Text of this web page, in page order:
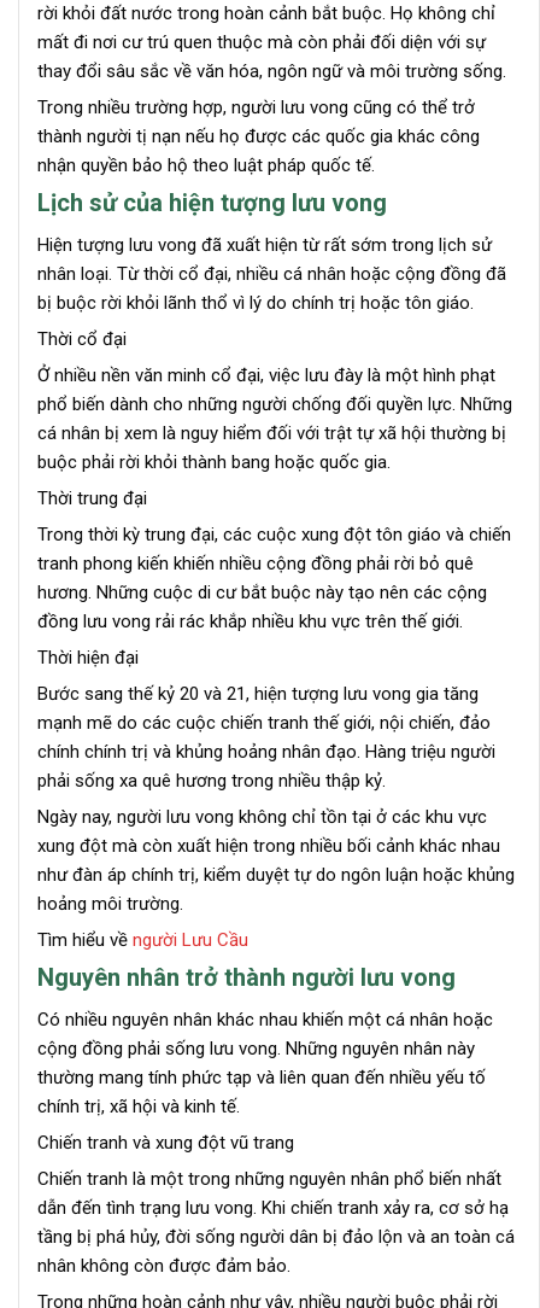
rời khỏi đất nước trong hoàn cảnh bắt buộc. Họ không chỉ
mất đi nơi cư trú quen thuộc mà còn phải đối diện với sự
thay đổi sâu sắc về văn hóa, ngôn ngữ và môi trường sống.
Trong nhiều trường hợp, người lưu vong cũng có thể trở
thành người tị nạn nếu họ được các quốc gia khác công
nhận quyền bảo hộ theo luật pháp quốc tế.
Lịch sử của hiện tượng lưu vong
Hiện tượng lưu vong đã xuất hiện từ rất sớm trong lịch sử
nhân loại. Từ thời cổ đại, nhiều cá nhân hoặc cộng đồng đã
bị buộc rời khỏi lãnh thổ vì lý do chính trị hoặc tôn giáo.
Thời cổ đại
Ở nhiều nền văn minh cổ đại, việc lưu đày là một hình phạt
phổ biến dành cho những người chống đối quyền lực. Những
cá nhân bị xem là nguy hiểm đối với trật tự xã hội thường bị
buộc phải rời khỏi thành bang hoặc quốc gia.
Thời trung đại
Trong thời kỳ trung đại, các cuộc xung đột tôn giáo và chiến
tranh phong kiến khiến nhiều cộng đồng phải rời bỏ quê
hương. Những cuộc di cư bắt buộc này tạo nên các cộng
đồng lưu vong rải rác khắp nhiều khu vực trên thế giới.
Thời hiện đại
Bước sang thế kỷ 20 và 21, hiện tượng lưu vong gia tăng
mạnh mẽ do các cuộc chiến tranh thế giới, nội chiến, đảo
chính chính trị và khủng hoảng nhân đạo. Hàng triệu người
phải sống xa quê hương trong nhiều thập kỷ.
Ngày nay, người lưu vong không chỉ tồn tại ở các khu vực
xung đột mà còn xuất hiện trong nhiều bối cảnh khác nhau
như đàn áp chính trị, kiểm duyệt tự do ngôn luận hoặc khủng
hoảng môi trường.
Tìm hiểu về người Lưu Cầu
Nguyên nhân trở thành người lưu vong
Có nhiều nguyên nhân khác nhau khiến một cá nhân hoặc
cộng đồng phải sống lưu vong. Những nguyên nhân này
thường mang tính phức tạp và liên quan đến nhiều yếu tố
chính trị, xã hội và kinh tế.
Chiến tranh và xung đột vũ trang
Chiến tranh là một trong những nguyên nhân phổ biến nhất
dẫn đến tình trạng lưu vong. Khi chiến tranh xảy ra, cơ sở hạ
tầng bị phá hủy, đời sống người dân bị đảo lộn và an toàn cá
nhân không còn được đảm bảo.
Trong những hoàn cảnh như vậy, nhiều người buộc phải rời